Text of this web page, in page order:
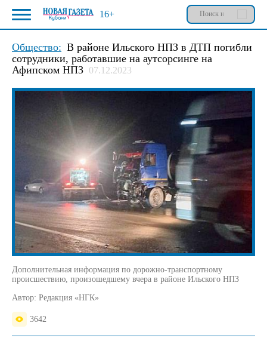
Общество: В районе Ильского НПЗ в ДТП погибли
сотрудники, работавшие на аутсорсинге на
Афипском НПЗ 07.12.2023
Дополнительная информация по дорожно-транспортному
происшествию, произошедшему вчера в районе Ильского НПЗ
Автор: Редакция «НГК»
3642
16+